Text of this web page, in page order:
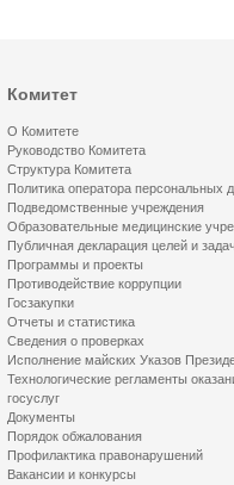
Комитет
О Комитете
Руководство Комитета
Структура Комитета
Политика оператора персональных
Подведомственные учреждения
Образовательные медицинские
Публичная декларация целей и задач
Программы и проекты
Противодействие коррупции
Госзакупки
Отчеты и статистика
Сведения о проверках
Исполнение майских Указов
Технологические регламенты
госуслуг
Документы
Порядок обжалования
Профилактика правонарушений
Вакансии и конкурсы